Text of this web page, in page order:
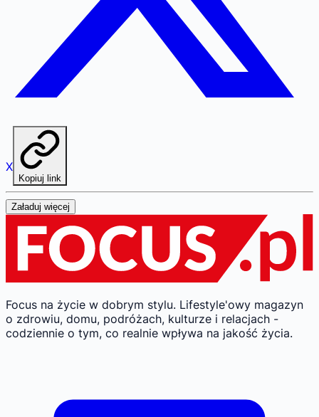
X
Kopiuj link
Załaduj więcej
Focus na życie w dobrym stylu. Lifestyle'owy magazyn
o zdrowiu, domu, podróżach, kulturze i relacjach -
codziennie o tym, co realnie wpływa na jakość życia.